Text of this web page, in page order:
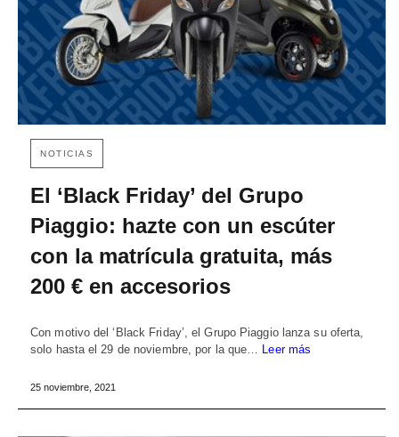
NOTICIAS
El ‘Black Friday’ del Grupo
Piaggio: hazte con un escúter
con la matrícula gratuita, más
200 € en accesorios
Con motivo del ‘Black Friday’, el Grupo Piaggio lanza su oferta,
solo hasta el 29 de noviembre, por la que… Leer más
25 noviembre, 2021